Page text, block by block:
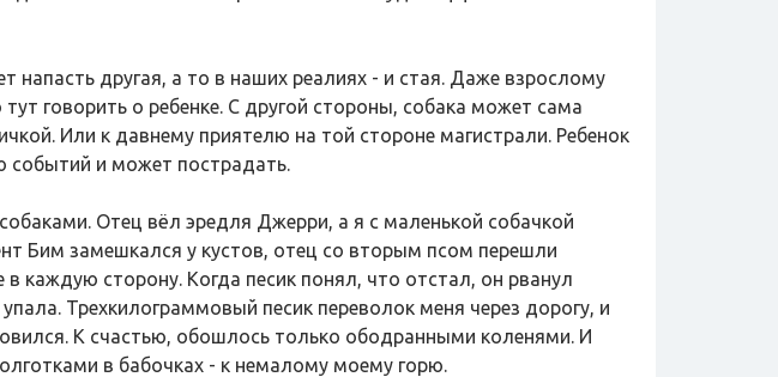
другая, а то в наших реалиях - и стая. Даже взрослому
тут говорить о ребенке. С другой стороны, собака может сама
Или к давнему приятелю на той стороне магистрали. Ребенок
событий и может пострадать.
Отец вёл эредля Джерри, а я с маленькой собачкой
Бим замешкался у кустов, отец со вторым псом перешли
каждую сторону. Когда песик понял, что отстал, он рванул
Трехкилограммовый песик переволок меня через дорогу, и
К счастью, обошлось только ободранными коленями. И
в бабочках - к немалому моему горю.